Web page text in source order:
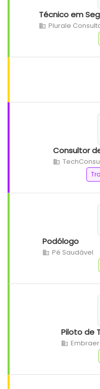
Técnico em
Plurale
Consultor
Podólogo
Pé Saudável
Piloto de
Embraer